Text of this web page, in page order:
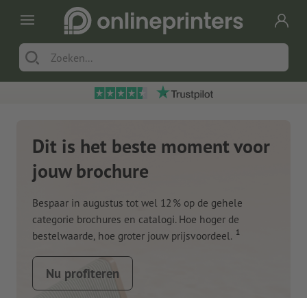
Dit is het beste moment voor
jouw brochure
Bespaar in augustus tot wel 12 % op de gehele
categorie brochures en catalogi. Hoe hoger de
bestelwaarde, hoe groter jouw prijsvoordeel. 1
Nu profiteren